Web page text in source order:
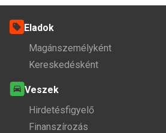
Eladok
Magánszemélyként
Kereskedésként
Veszek
Hirdetésfigyelő
Finanszírozás